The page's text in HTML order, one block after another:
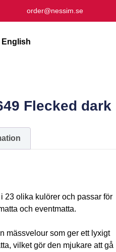
order@nessim.se
English
Flecked dark
23 olika kulörer och passar för
och eventmatta.
mässvelour som ger ett lyxigt
vilket gör den mjukare att gå